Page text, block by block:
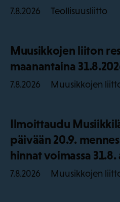
7.8.2026 Teollisuusliitto
Muusikkojen liiton
maanantaina
7.8.2026 Muusikkojen
Ilmoittaudu
päivään 20.9.
hinnat voimassa 31.8.
7.8.2026 Muusikkojen